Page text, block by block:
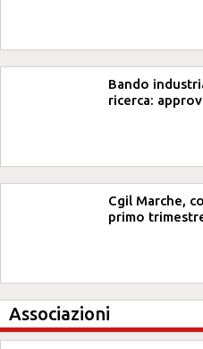
Bando
ricerca:
Cgil Marche,
primo
Associazioni